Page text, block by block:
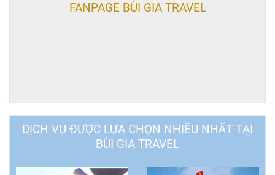
FANPAGE BÙI GIA TRAVEL
DỊCH VỤ ĐƯỢC LỰA CHỌN NHIỀU NHẤT TẠI
BÙI GIA TRAVEL